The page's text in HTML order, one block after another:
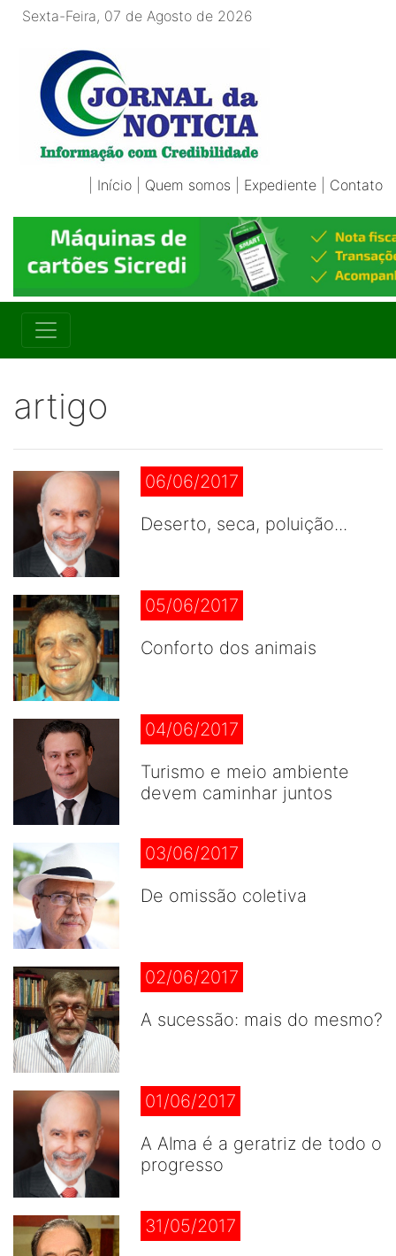
Sexta-Feira, 07 de Agosto de 2026
Início Quem somos Expediente Contato
artigo
06/06/2017
Deserto, seca, poluição...
05/06/2017
Conforto dos animais
04/06/2017
Turismo e meio ambiente
devem caminhar juntos
03/06/2017
De omissão coletiva
02/06/2017
A sucessão: mais do mesmo?
01/06/2017
A Alma é a geratriz de todo o
progresso
31/05/2017